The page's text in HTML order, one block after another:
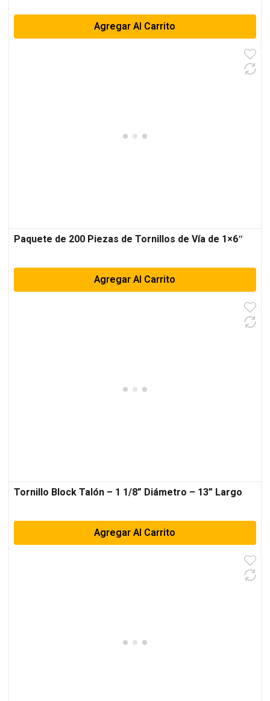
Agregar Al Carrito
Paquete de 200 Piezas de Tornillos de Vía de 1×6″
Agregar Al Carrito
Tornillo Block Talón – 1 1/8” Diámetro – 13” Largo
Agregar Al Carrito